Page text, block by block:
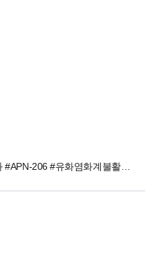
#에펠유화 #APN-206 #유화염화계불활성형 #비수용성절삭유